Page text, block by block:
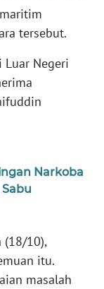
tersebut.
Luar Negeri
Narkoba
(18/10),
itu.
masalah